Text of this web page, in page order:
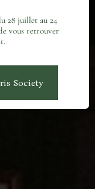
28 juillet au 24
vous retrouver
Society